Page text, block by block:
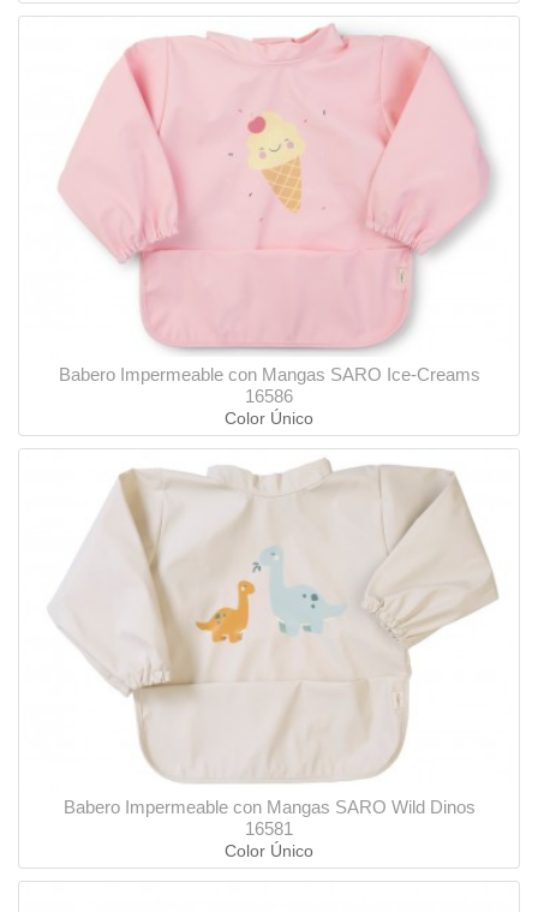
Babero Impermeable con Mangas SARO Ice-Creams
16586
Color Único
Babero Impermeable con Mangas SARO Wild Dinos
16581
Color Único